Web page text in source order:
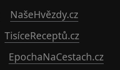
NašeHvězdy.cz
TisíceReceptů.cz
EpochaNaCestach.cz